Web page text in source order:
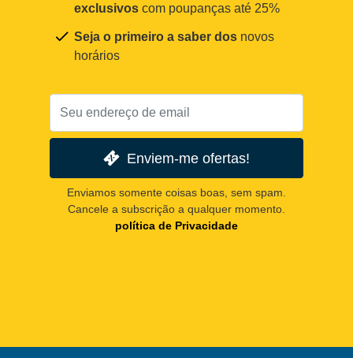
exclusivos com poupanças até 25%
Seja o primeiro a saber dos novos
horários
Enviem-me ofertas!
Enviamos somente coisas boas, sem spam.
Cancele a subscrição a qualquer momento.
política de Privacidade